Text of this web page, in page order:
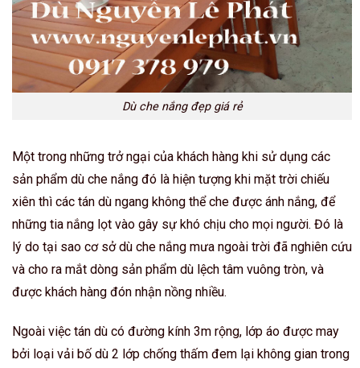
Dù che nắng đẹp giá rẻ
Một trong những trở ngại của khách hàng khi sử dụng các
sản phẩm dù che nắng đó là hiện tượng khi mặt trời chiếu
xiên thì các tán dù ngang không thể che được ánh nắng, để
những tia nắng lọt vào gây sự khó chịu cho mọi người. Đó là
lý do tại sao cơ sở dù che nắng mưa ngoài trời đã nghiên cứu
và cho ra mắt dòng sản phẩm dù lệch tâm vuông tròn, và
được khách hàng đón nhận nồng nhiều.
Ngoài việc tán dù có đường kính 3m rộng, lớp áo được may
bởi loại vải bố dù 2 lớp chống thấm đem lại không gian trong